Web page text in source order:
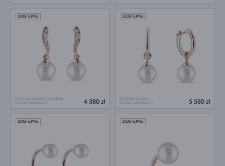
RÓŻOWE ZŁOTO & DIAMENT
SŁODKOWODNYCH
DOSTĘPNE
4 380 zł
RÓŻOWE ZŁOTO
SŁODKOWODNYCH
DOSTĘPNE
5 580 zł
DOSTĘPNE DOSTĘPNE